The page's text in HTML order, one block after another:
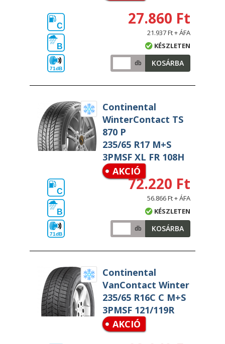
C
B
71dB
27.860 Ft
21.937 Ft + ÁFA
KÉSZLETEN
db KOSÁRBA
Continental
WinterContact TS
870 P
235/65 R17 M+S
3PMSF XL FR 108H
AKCIÓ
C
B
71dB
72.220 Ft
56.866 Ft + ÁFA
KÉSZLETEN
db KOSÁRBA
Continental
VanContact Winter
235/65 R16C C M+S
3PMSF 121/119R
AKCIÓ